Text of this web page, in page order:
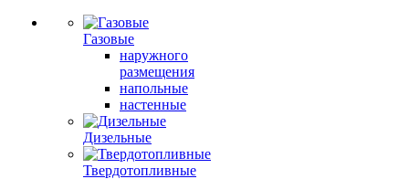
Газовые
наружного
размещения
напольные
настенные
Дизельные
Твердотопливные